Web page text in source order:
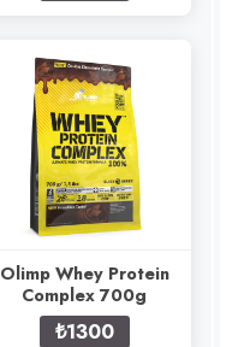
Olimp Whey Protein
Complex 700g
₺1300